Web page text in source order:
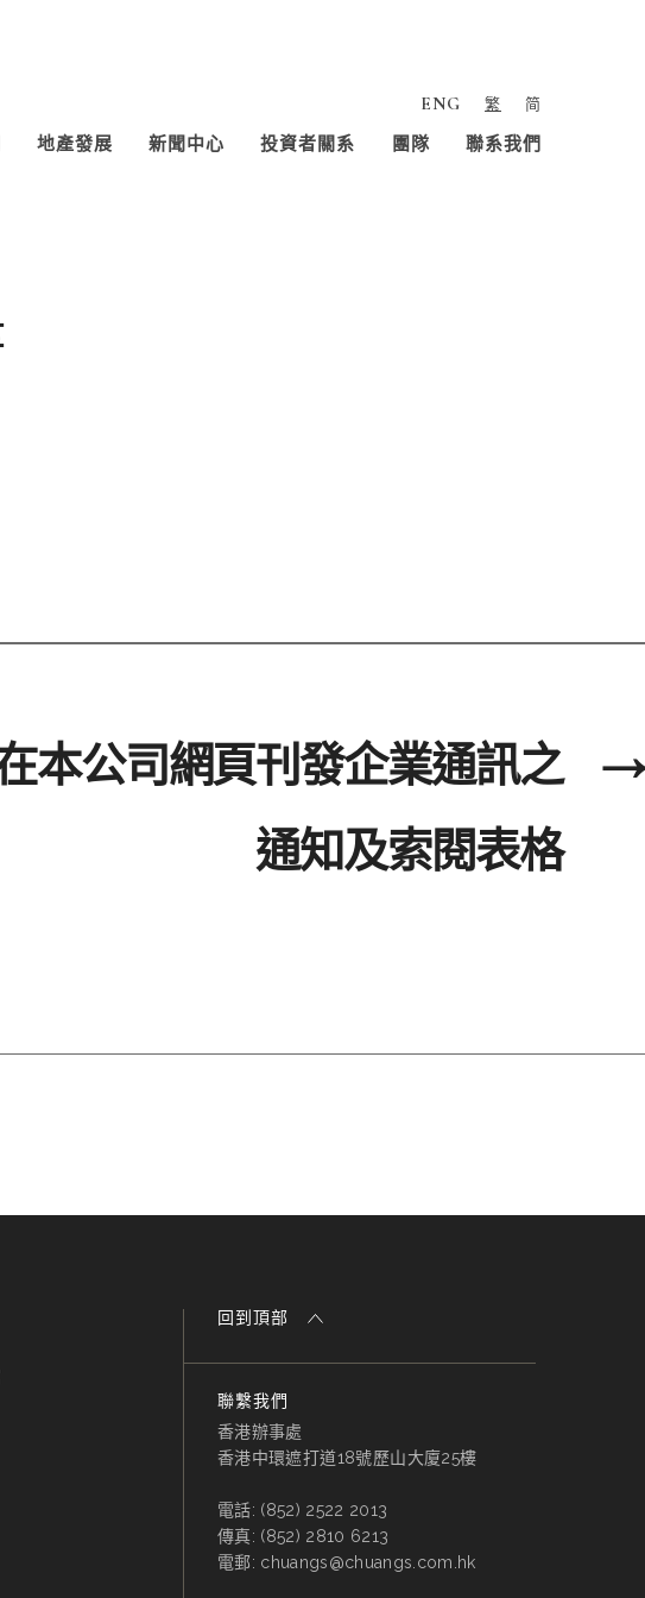
ENG 繁 简
地產發展 新聞中心 投資者關系 團隊 聯系我們
→
本公司網頁刊發企業通訊之
通知及索閱表格
回到頂部
聯繫我們
香港辦事處
香港中環遮打道18號歷山大廈25樓
電話: (852) 2522 2013
傳真: (852) 2810 6213
電郵: chuangs@chuangs.com.hk